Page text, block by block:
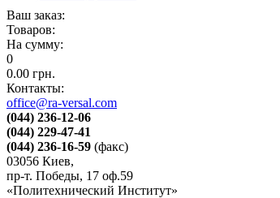
Ваш заказ:
Товаров:
На сумму:
0
0.00 грн.
Контакты:
office@ra-versal.com
(044) 236-12-06
(044) 229-47-41
(044) 236-16-59 (факс)
03056 Киев,
пр-т. Победы, 17 оф.59
«Политехнический Институт»